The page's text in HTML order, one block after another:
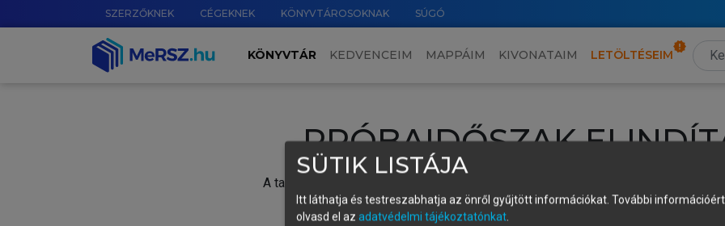
SZERZŐKNEK CÉGEKNEK KÖNYVTÁROSOKNAK SÚGÓ
KÖNYVTÁR KEDVENCEIM MAPPÁIM KIVONATAIM LETÖLTÉSEIM
PRÓBAIDŐSZAK
A tartalom megtekintéséhez lépj be a saját fiókoddal, iskolai azonosítóddal vagy
Új felhasználóként1 óra díjmentes hozzáférésrevagy
SÜTIK LISTÁJA
Itt láthatja és testreszabhatja az önről gyűjtött információkat. További
olvasd el az adatvédelmi tájékoztatónkat.